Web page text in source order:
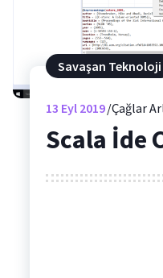
Savaşan Teknoloji
13 Eyl 2019 Çağlar
Scala İde